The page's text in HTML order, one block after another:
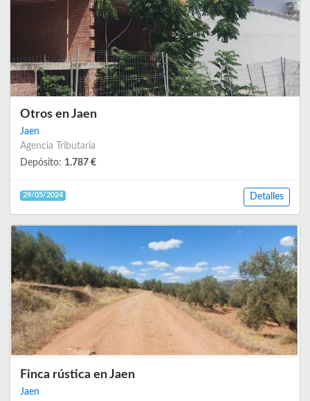
Otros en Jaen
Jaen
Agencia Tributaria
Depósito: 1.787 €
29/05/2024 Detalles
Finca rústica en Jaen
Jaen